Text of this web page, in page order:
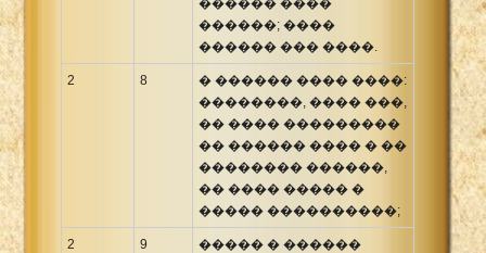
������; ����
������ ��� ����.
2 8
� ������ ���� ����:
��������, ���� ���,
�� ���� ���������
�� ������ ���� � ��
�������� ������,
�� ���� ����� �
����� ����������;
2 9
����� � ������